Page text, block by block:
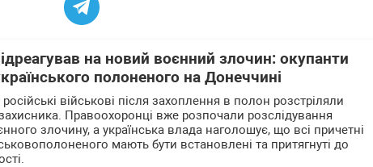
на новий воєнний злочин: окупанти
полоненого на Донеччині
військові після захоплення в полон розстріляли
Правоохоронці вже розпочали розслідування
злочину, а українська влада наголошує, що всі причетні
мають бути встановлені та притягнуті до